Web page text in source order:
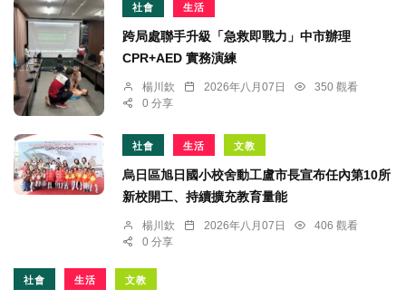
社會 生活
跨局處聯手升級「急救即戰力」中市辦理
CPR+AED 實務演練
楊川欽 2026年八月07日
350 觀看
0 分享
社會 生活 文教
烏日區旭日國小校舍動工盧市長宣布任內第10所
新校開工、持續擴充教育量能
楊川欽 2026年八月07日
406 觀看
0 分享
社會 生活 文教